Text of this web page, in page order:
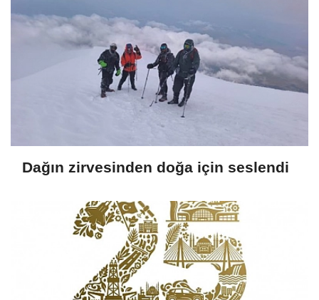
Dağın zirvesinden doğa için seslendi